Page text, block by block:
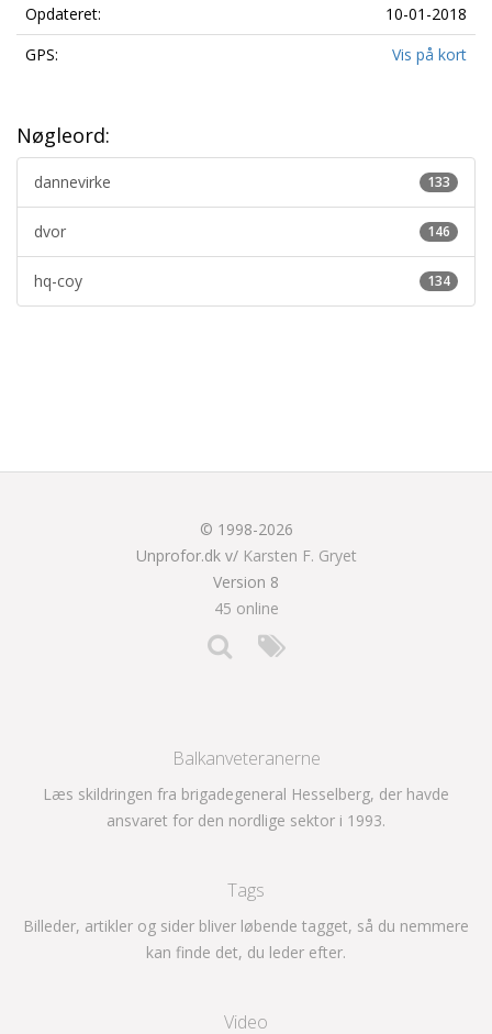
Opdateret:
10-01-2018
GPS:
Vis på kort
Nøgleord:
133
dannevirke
146
dvor
134
hq-coy
© 1998-2026
Unprofor.dk v/ Karsten F. Gryet
Version 8
45 online
Balkanveteranerne
Læs skildringen fra brigadegeneral Hesselberg, der havde
ansvaret for den nordlige sektor i 1993.
Tags
Billeder, artikler og sider bliver løbende tagget, så du nemmere
kan finde det, du leder efter.
Video